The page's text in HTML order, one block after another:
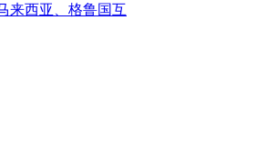
来西亚、格鲁国互